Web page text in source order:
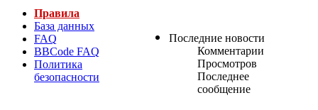
Правила
База данных
FAQ
BBCode FAQ
Политика
безопасности
Последние новости
Комментарии
Просмотров
Последнее
сообщение